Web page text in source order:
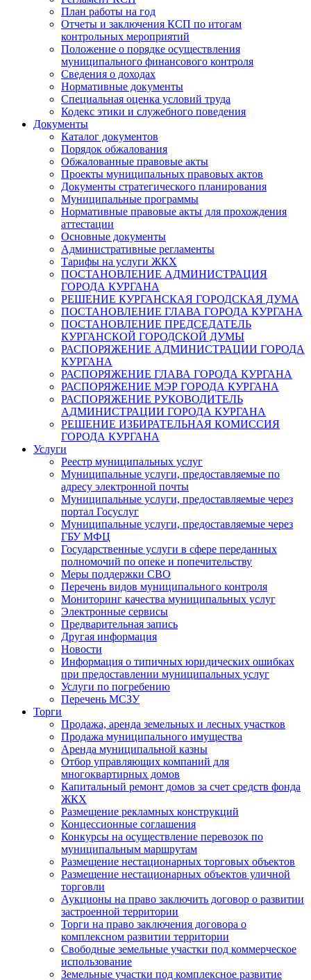
План работы на год
Отчеты и заключения КСП по итогам
контрольных мероприятий
Положение о порядке осуществления
муниципального финансового контроля
Сведения о доходах
Нормативные документы
Специальная оценка условий труда
Кодекс этики и служебного поведения
Документы
Каталог документов
Порядок обжалования
Обжалованные правовые акты
Проекты муниципальных правовых актов
Документы стратегического планирования
Муниципальные программы
Нормативные правовые акты для прохождения
аттестации
Основные документы
Административные регламенты
Тарифы на услуги ЖКХ
ПОСТАНОВЛЕНИЕ АДМИНИСТРАЦИЯ
ГОРОДА КУРГАНА
РЕШЕНИЕ КУРГАНСКАЯ ГОРОДСКАЯ ДУМА
ПОСТАНОВЛЕНИЕ ГЛАВА ГОРОДА КУРГАНА
ПОСТАНОВЛЕНИЕ ПРЕДСЕДАТЕЛЬ
КУРГАНСКОЙ ГОРОДСКОЙ ДУМЫ
РАСПОРЯЖЕНИЕ АДМИНИСТРАЦИИ ГОРОДА
КУРГАНА
РАСПОРЯЖЕНИЕ ГЛАВА ГОРОДА КУРГАНА
РАСПОРЯЖЕНИЕ МЭР ГОРОДА КУРГАНА
РАСПОРЯЖЕНИЕ РУКОВОДИТЕЛЬ
АДМИНИСТРАЦИИ ГОРОДА КУРГАНА
РЕШЕНИЕ ИЗБИРАТЕЛЬНАЯ КОМИССИЯ
ГОРОДА КУРГАНА
Услуги
Реестр муниципальных услуг
Муниципальные услуги, предоставляемые по
адресу электронной почты
Муниципальные услуги, предоставляемые через
портал Госуслуг
Муниципальные услуги, предоставляемые через
ГБУ МФЦ
Государственные услуги в сфере переданных
полномочий по опеке и попечительству
Меры поддержки СВО
Перечень видов муниципального контроля
Мониторинг качества муниципальных услуг
Электронные сервисы
Предварительная запись
Другая информация
Новости
Информация о типичных юридических ошибках
при предоставлении муниципальных услуг
Услуги по погребению
Перечень МСЗУ
Торги
Продажа, аренда земельных и лесных участков
Продажа муниципального имущества
Аренда муниципальной казны
Отбор управляющих компаний для
многоквартирных домов
Капитальный ремонт домов за счет средств фонда
ЖКХ
Размещение рекламных конструкций
Концессионные соглашения
Конкурсы на осуществление перевозок по
муниципальным маршрутам
Размещение нестационарных торговых объектов
Размещение нестационарных объектов уличной
торговли
Аукционы на право заключить договор о развитии
застроенной территории
Торги на право заключения договора о
комплексном развитии территории
Свободные земельные участки под коммерческое
использование
Земельные участки под комплексное развитие